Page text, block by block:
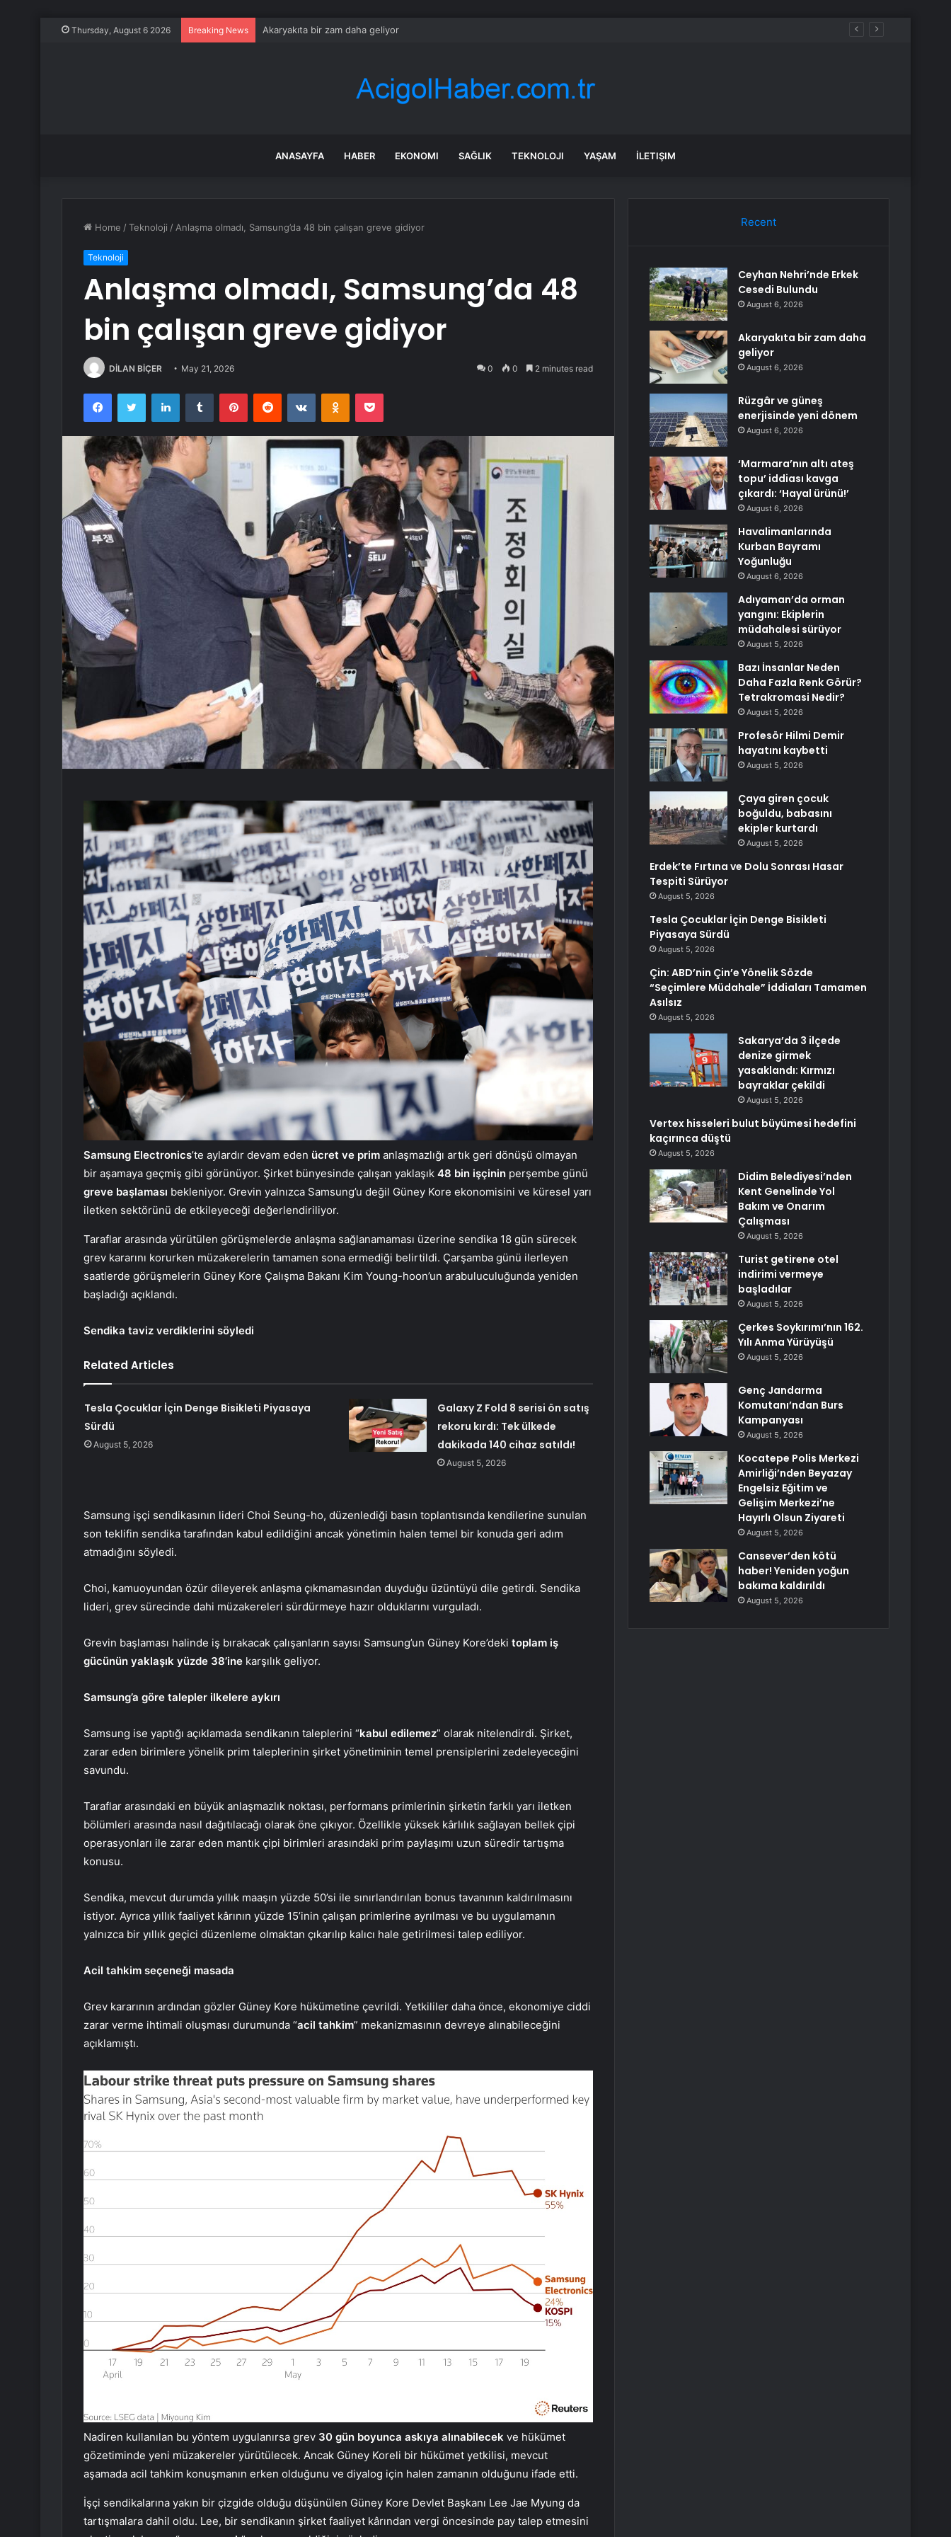
Thursday, August 6 2026 Breaking News Akaryakıta bir zam daha geliyor
ANASAYFA HABER EKONOMI SAĞLIK TEKNOLOJI YAŞAM İLETIŞIM
Home /Teknoloji / Anlaşma olmadı, Samsung’da 48 bin çalışan greve gidiyor
Teknoloji
Anlaşma olmadı, Samsung’da 48
bin çalışan greve gidiyor
DİLAN BİÇER May 21, 2026 0 0 2 minutes read
FacebookTwitter LinkedInTumblr PinterestReddit VKontakteOdnoklassniki
Pocket
Samsung Electronics’te aylardır devam eden ücret ve prim anlaşmazlığı artık geri dönüşü olmayan
bir aşamaya geçmiş gibi görünüyor. Şirket bünyesinde çalışan yaklaşık 48 bin işçinin perşembe günü
greve başlaması bekleniyor. Grevin yalnızca Samsung’u değil Güney Kore ekonomisini ve küresel yarı
iletken sektörünü de etkileyeceği değerlendiriliyor.
Taraflar arasında yürütülen görüşmelerde anlaşma sağlanamaması üzerine sendika 18 gün sürecek
grev kararını korurken müzakerelerin tamamen sona ermediği belirtildi. Çarşamba günü ilerleyen
saatlerde görüşmelerin Güney Kore Çalışma Bakanı Kim Young-hoon’un arabuluculuğunda yeniden
başladığı açıklandı.
Sendika taviz verdiklerini söyledi
Related Articles
Tesla Çocuklar İçin Denge Bisikleti Piyasaya
Sürdü
August 5, 2026
Galaxy Z Fold 8 serisi ön satış
rekoru kırdı: Tek ülkede
dakikada 140 cihaz satıldı!
August 5, 2026
Samsung işçi sendikasının lideri Choi Seung-ho, düzenlediği basın toplantısında kendilerine sunulan
son teklifin sendika tarafından kabul edildiğini ancak yönetimin halen temel bir konuda geri adım
atmadığını söyledi.
Choi, kamuoyundan özür dileyerek anlaşma çıkmamasından duyduğu üzüntüyü dile getirdi. Sendika
lideri, grev sürecinde dahi müzakereleri sürdürmeye hazır olduklarını vurguladı.
Grevin başlaması halinde iş bırakacak çalışanların sayısı Samsung’un Güney Kore’deki toplam iş
gücünün yaklaşık yüzde 38’ine karşılık geliyor.
Samsung’a göre talepler ilkelere aykırı
Samsung ise yaptığı açıklamada sendikanın taleplerini “kabul edilemez” olarak nitelendirdi. Şirket,
zarar eden birimlere yönelik prim taleplerinin şirket yönetiminin temel prensiplerini zedeleyeceğini
savundu.
Taraflar arasındaki en büyük anlaşmazlık noktası, performans primlerinin şirketin farklı yarı iletken
bölümleri arasında nasıl dağıtılacağı olarak öne çıkıyor. Özellikle yüksek kârlılık sağlayan bellek çipi
operasyonları ile zarar eden mantık çipi birimleri arasındaki prim paylaşımı uzun süredir tartışma
konusu.
Sendika, mevcut durumda yıllık maaşın yüzde 50’si ile sınırlandırılan bonus tavanının kaldırılmasını
istiyor. Ayrıca yıllık faaliyet kârının yüzde 15’inin çalışan primlerine ayrılması ve bu uygulamanın
yalnızca bir yıllık geçici düzenleme olmaktan çıkarılıp kalıcı hale getirilmesi talep ediliyor.
Acil tahkim seçeneği masada
Grev kararının ardından gözler Güney Kore hükümetine çevrildi. Yetkililer daha önce, ekonomiye ciddi
zarar verme ihtimali oluşması durumunda “acil tahkim” mekanizmasının devreye alınabileceğini
açıklamıştı.
Nadiren kullanılan bu yöntem uygulanırsa grev 30 gün boyunca askıya alınabilecek ve hükümet
gözetiminde yeni müzakereler yürütülecek. Ancak Güney Koreli bir hükümet yetkilisi, mevcut
aşamada acil tahkim konuşmanın erken olduğunu ve diyalog için halen zamanın olduğunu ifade etti.
İşçi sendikalarına yakın bir çizgide olduğu düşünülen Güney Kore Devlet Başkanı Lee Jae Myung da
tartışmalara dahil oldu. Lee, bir sendikanın şirket faaliyet kârından vergi öncesinde pay talep etmesini
Recent
Ceyhan Nehri’nde Erkek
Cesedi Bulundu
August 6, 2026
Akaryakıta bir zam daha
geliyor
August 6, 2026
Rüzgâr ve güneş
enerjisinde yeni dönem
August 6, 2026
‘Marmara’nın altı ateş
topu’ iddiası kavga
çıkardı: ‘Hayal ürünü!’
August 6, 2026
Havalimanlarında
Kurban Bayramı
Yoğunluğu
August 6, 2026
Adıyaman’da orman
yangını: Ekiplerin
müdahalesi sürüyor
August 5, 2026
Bazı İnsanlar Neden
Daha Fazla Renk Görür?
Tetrakromasi Nedir?
August 5, 2026
Profesör Hilmi Demir
hayatını kaybetti
August 5, 2026
Çaya giren çocuk
boğuldu, babasını
ekipler kurtardı
August 5, 2026
Erdek’te Fırtına ve Dolu Sonrası Hasar
Tespiti Sürüyor
August 5, 2026
Tesla Çocuklar İçin Denge Bisikleti
Piyasaya Sürdü
August 5, 2026
Çin: ABD’nin Çin’e Yönelik Sözde
“Seçimlere Müdahale” İddiaları Tamamen
Asılsız
August 5, 2026
Sakarya’da 3 ilçede
denize girmek
yasaklandı: Kırmızı
bayraklar çekildi
August 5, 2026
Vertex hisseleri bulut büyümesi hedefini
kaçırınca düştü
August 5, 2026
Didim Belediyesi’nden
Kent Genelinde Yol
Bakım ve Onarım
Çalışması
August 5, 2026
Turist getirene otel
indirimi vermeye
başladılar
August 5, 2026
Çerkes Soykırımı’nın 162.
Yılı Anma Yürüyüşü
August 5, 2026
Genç Jandarma
Komutanı’ndan Burs
Kampanyası
August 5, 2026
Kocatepe Polis Merkezi
Amirliği’nden Beyazay
Engelsiz Eğitim ve
Gelişim Merkezi’ne
Hayırlı Olsun Ziyareti
August 5, 2026
Cansever’den kötü
haber! Yeniden yoğun
bakıma kaldırıldı
August 5, 2026